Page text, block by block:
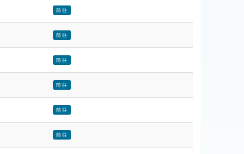
前往
前往
前往
前往
前往
前往